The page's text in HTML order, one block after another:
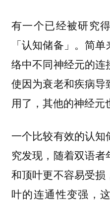
有一个已经被研究
「认知储备」。简单
络中不同神经元的
使因为衰老和疾病
用了，其他的神经元
一个比较有效的认知
究发现，随着双语
和顶叶更不容易受
叶的连通性变强，